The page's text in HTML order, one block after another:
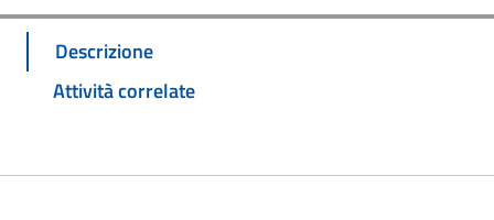
Descrizione
Attività correlate